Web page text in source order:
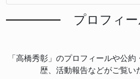
プロフィ
「高橋秀彰」のプロフィールや公
歴、活動報告などがご覧い